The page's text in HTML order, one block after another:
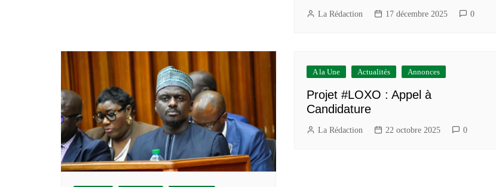
La Rédaction 17 décembre 2025 0
A la Une Actualités Annonces
Projet #LOXO : Appel à
Candidature
La Rédaction 22 octobre 2025 0